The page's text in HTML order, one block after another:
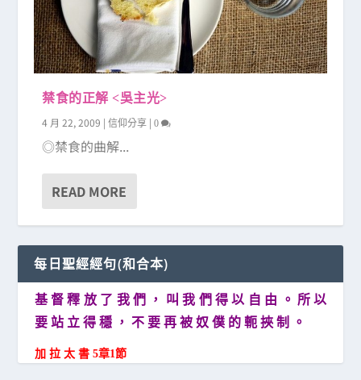
禁食的正解 <吳主光>
4 月 22, 2009 |信仰分享 |0
◎禁食的曲解...
READ MORE
每日聖經經句(和合本)
基 督 釋 放 了 我 們 ， 叫 我 們 得 以 自 由 。 所 以
要 站 立 得 穩 ， 不 要 再 被 奴 僕 的 軛 挾 制 。
加 拉 太 書 5章1節